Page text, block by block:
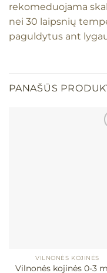
rekomeduojama
nei 30 laipsnių
paguldytus ant
PANAŠŪS
VILNONĖS KOJINĖS
Vilnonės kojinės 0-3